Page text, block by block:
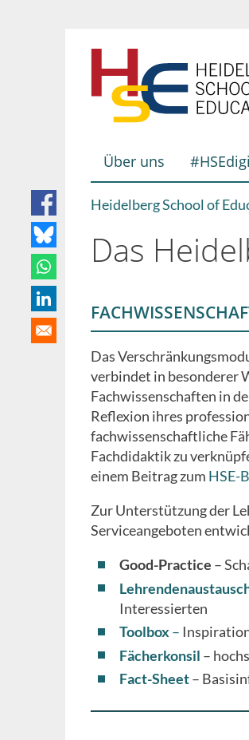
Über uns
Breadcrumb
Heidelberg School of
Das
Das
verbindet in besonderer
Fachwissenschaften in
Reflexion ihres
fachwissenschaftliche
Fachdidaktik zu
einem Beitrag zum HSE-
Zur Unterstützung der
Serviceangeboten
Good-Practice –
Interessierten
Toolbox –
Fächerkonsil –
Fact-Sheet –